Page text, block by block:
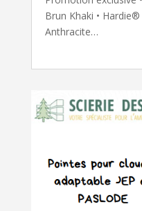
Brun Khaki •
Anthracite…